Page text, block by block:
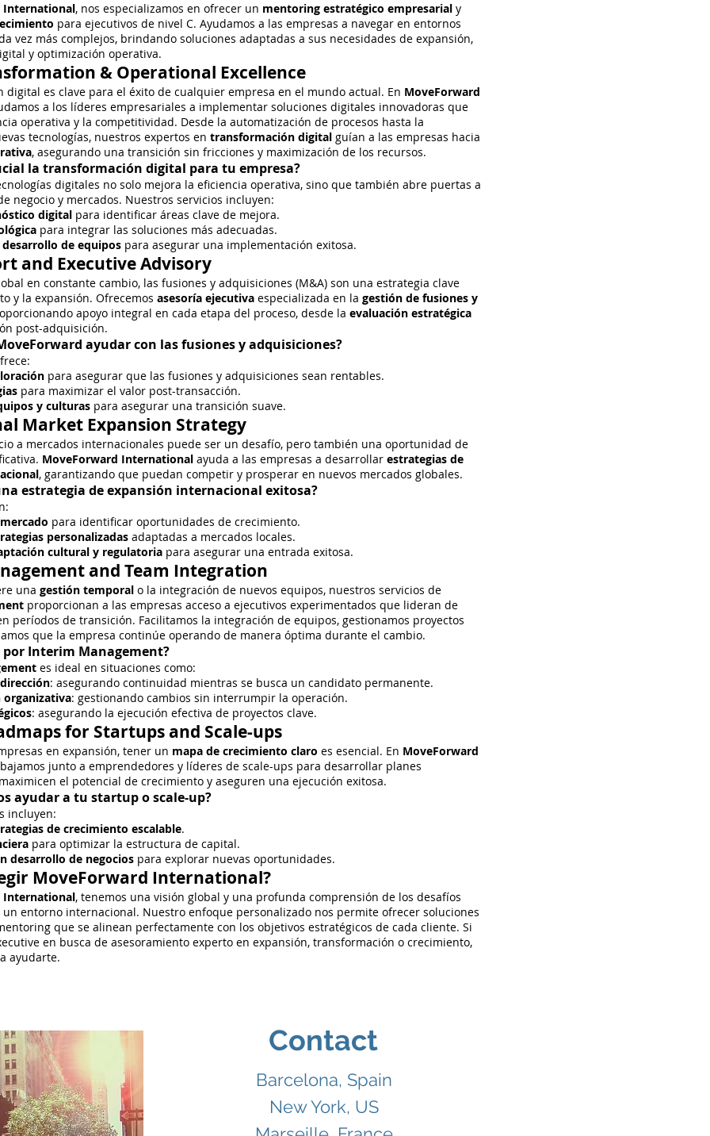
International, nos especializamos en ofrecer un mentoring estratégico empresarial y
para ejecutivos de nivel C. Ayudamos a las empresas a navegar en entornos
vez más complejos, brindando soluciones adaptadas a sus necesidades de expansión,
y optimización operativa.
& Operational Excellence
digital es clave para el éxito de cualquier empresa en el mundo actual. En MoveForward
a los líderes empresariales a implementar soluciones digitales innovadoras que
operativa y la competitividad. Desde la automatización de procesos hasta la
tecnologías, nuestros expertos en transformación digital guían a las empresas hacia
, asegurando una transición sin fricciones y maximización de los recursos.
la transformación digital para tu empresa?
digitales no solo mejora la eficiencia operativa, sino que también abre puertas a
negocio y mercados. Nuestros servicios incluyen:
digital para identificar áreas clave de mejora.
para integrar las soluciones más adecuadas.
de equipos para asegurar una implementación exitosa.
and Executive Advisory
en constante cambio, las fusiones y adquisiciones (M&A) son una estrategia clave
y la expansión. Ofrecemos asesoría ejecutiva especializada en la gestión de fusiones y
apoyo integral en cada etapa del proceso, desde la evaluación estratégica
post-adquisición.
ayudar con las fusiones y adquisiciones?
para asegurar que las fusiones y adquisiciones sean rentables.
para maximizar el valor post-transacción.
y culturas para asegurar una transición suave.
Market Expansion Strategy
a mercados internacionales puede ser un desafío, pero también una oportunidad de
MoveForward International ayuda a las empresas a desarrollar estrategias de
, garantizando que puedan competir y prosperar en nuevos mercados globales.
estrategia de expansión internacional exitosa?
para identificar oportunidades de crecimiento.
personalizadas adaptadas a mercados locales.
cultural y regulatoria para asegurar una entrada exitosa.
and Team Integration
una gestión temporal o la integración de nuevos equipos, nuestros servicios de
proporcionan a las empresas acceso a ejecutivos experimentados que lideran de
períodos de transición. Facilitamos la integración de equipos, gestionamos proyectos
que la empresa continúe operando de manera óptima durante el cambio.
por Interim Management?
es ideal en situaciones como:
: asegurando continuidad mientras se busca un candidato permanente.
organizativa: gestionando cambios sin interrumpir la operación.
: asegurando la ejecución efectiva de proyectos clave.
for Startups and Scale-ups
en expansión, tener un mapa de crecimiento claro es esencial. En MoveForward
junto a emprendedores y líderes de scale-ups para desarrollar planes
el potencial de crecimiento y aseguren una ejecución exitosa.
ayudar a tu startup o scale-up?
incluyen:
de crecimiento escalable.
para optimizar la estructura de capital.
desarrollo de negocios para explorar nuevas oportunidades.
MoveForward International?
International, tenemos una visión global y una profunda comprensión de los desafíos
entorno internacional. Nuestro enfoque personalizado nos permite ofrecer soluciones
que se alinean perfectamente con los objetivos estratégicos de cada cliente. Si
en busca de asesoramiento experto en expansión, transformación o crecimiento,
ayudarte.
Contact
Barcelona, Spain
New York, US